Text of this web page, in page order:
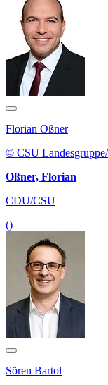
Florian Oßner
© CSU
Oßner, Florian
CDU/CSU
()
Sören Bartol